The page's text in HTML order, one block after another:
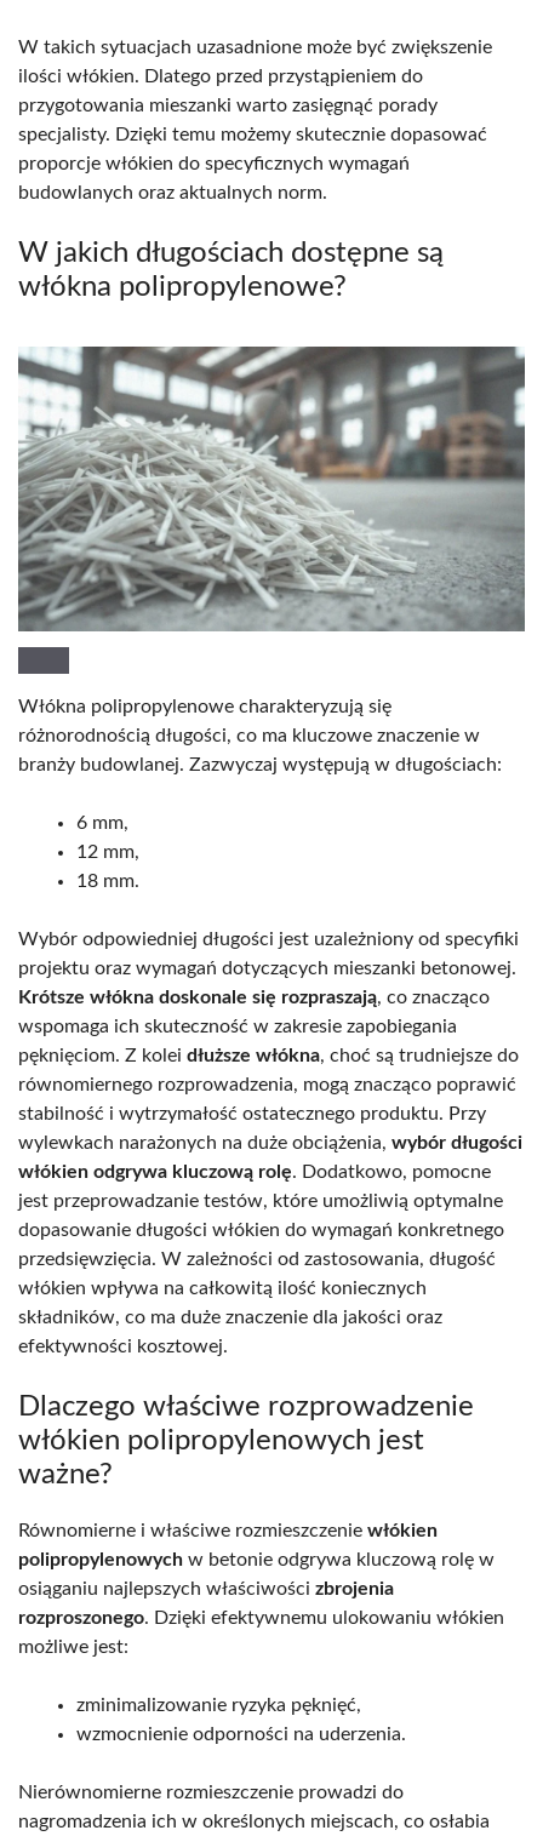
W takich sytuacjach uzasadnione może być zwiększenie
ilości włókien. Dlatego przed przystąpieniem do
przygotowania mieszanki warto zasięgnąć porady
specjalisty. Dzięki temu możemy skutecznie dopasować
proporcje włókien do specyficznych wymagań
budowlanych oraz aktualnych norm.
W jakich długościach dostępne są
włókna polipropylenowe?
Włókna polipropylenowe charakteryzują się
różnorodnością długości, co ma kluczowe znaczenie w
branży budowlanej. Zazwyczaj występują w długościach:
6 mm,
12 mm,
18 mm.
Wybór odpowiedniej długości jest uzależniony od specyfiki
projektu oraz wymagań dotyczących mieszanki betonowej.
Krótsze włókna doskonale się rozpraszają, co znacząco
wspomaga ich skuteczność w zakresie zapobiegania
pęknięciom. Z kolei dłuższe włókna, choć są trudniejsze do
równomiernego rozprowadzenia, mogą znacząco poprawić
stabilność i wytrzymałość ostatecznego produktu. Przy
wylewkach narażonych na duże obciążenia, wybór długości
włókien odgrywa kluczową rolę. Dodatkowo, pomocne
jest przeprowadzanie testów, które umożliwią optymalne
dopasowanie długości włókien do wymagań konkretnego
przedsięwzięcia. W zależności od zastosowania, długość
włókien wpływa na całkowitą ilość koniecznych
składników, co ma duże znaczenie dla jakości oraz
efektywności kosztowej.
Dlaczego właściwe rozprowadzenie
włókien polipropylenowych jest
ważne?
Równomierne i właściwe rozmieszczenie włókien
polipropylenowych w betonie odgrywa kluczową rolę w
osiąganiu najlepszych właściwości zbrojenia
rozproszonego. Dzięki efektywnemu ulokowaniu włókien
możliwe jest:
zminimalizowanie ryzyka pęknięć,
wzmocnienie odporności na uderzenia.
Nierównomierne rozmieszczenie prowadzi do
nagromadzenia ich w określonych miejscach, co osłabia